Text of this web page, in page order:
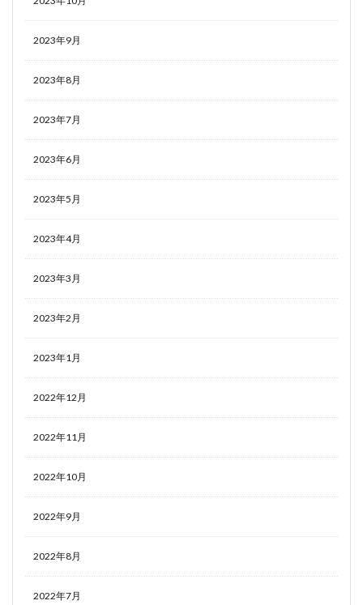
2023年9月
2023年8月
2023年7月
2023年6月
2023年5月
2023年4月
2023年3月
2023年2月
2023年1月
2022年12月
2022年11月
2022年10月
2022年9月
2022年8月
2022年7月